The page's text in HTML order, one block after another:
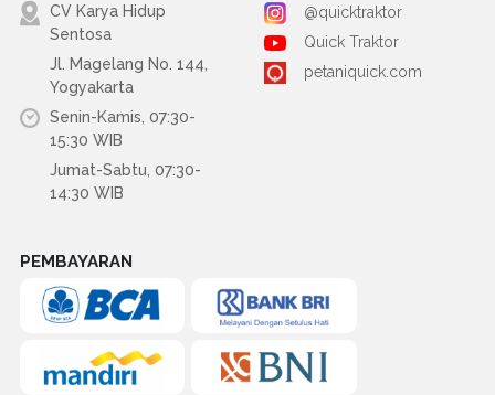
CV Karya Hidup
Sentosa
Jl. Magelang No. 144,
Yogyakarta
Senin-Kamis, 07:30-
15:30 WIB
Jumat-Sabtu, 07:30-
14:30 WIB
@quicktraktor
Quick Traktor
petaniquick.com
PEMBAYARAN